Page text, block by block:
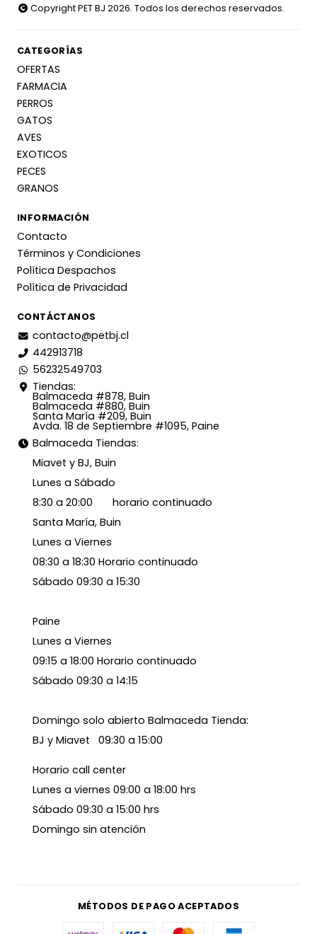
Copyright PET BJ 2026. Todos los derechos reservados.
CATEGORÍAS
OFERTAS
FARMACIA
PERROS
GATOS
AVES
EXOTICOS
PECES
GRANOS
INFORMACIÓN
Contacto
Términos y Condiciones
Política Despachos
Política de Privacidad
CONTÁCTANOS
contacto@petbj.cl
442913718
56232549703
Tiendas:
Balmaceda #878, Buin
Balmaceda #880, Buin
Santa María #209, Buin
Avda. 18 de Septiembre #1095, Paine
Balmaceda Tiendas:
Miavet y BJ, Buin
Lunes a Sábado
8:30 a 20:00 horario continuado
Santa María, Buin
Lunes a Viernes
08:30 a 18:30 Horario continuado
Sábado 09:30 a 15:30
Paine
Lunes a Viernes
09:15 a 18:00 Horario continuado
Sábado 09:30 a 14:15
Domingo solo abierto Balmaceda Tienda:
BJ y Miavet 09:30 a 15:00
Horario call center
Lunes a viernes 09:00 a 18:00 hrs
Sábado 09:30 a 15:00 hrs
Domingo sin atención
MÉTODOS DE PAGO ACEPTADOS